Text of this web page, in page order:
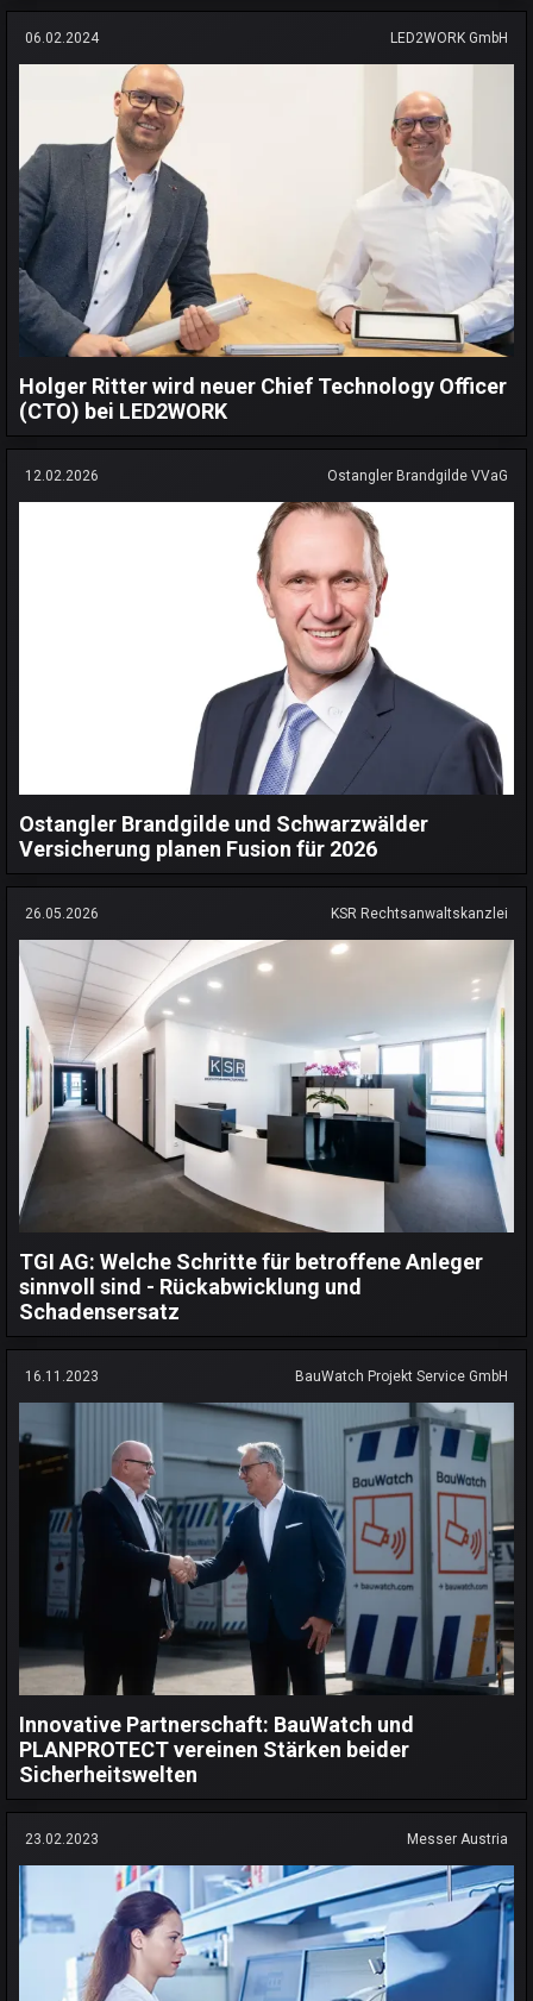
06.02.2024 LED2WORK GmbH
Holger Ritter wird neuer Chief Technology Officer
(CTO) bei LED2WORK
12.02.2026 Ostangler Brandgilde VVaG
Ostangler Brandgilde und Schwarzwälder
Versicherung planen Fusion für 2026
26.05.2026 KSR Rechtsanwaltskanzlei
TGI AG: Welche Schritte für betroffene Anleger
sinnvoll sind - Rückabwicklung und
Schadensersatz
16.11.2023 BauWatch Projekt Service GmbH
Innovative Partnerschaft: BauWatch und
PLANPROTECT vereinen Stärken beider
Sicherheitswelten
23.02.2023 Messer Austria